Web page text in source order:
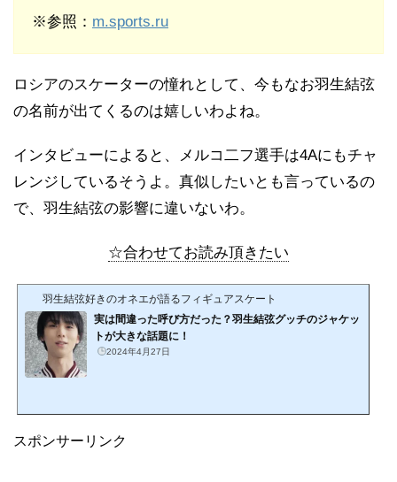
※参照： m.sports.ru
ロシアのスケーターの憧れとして、今もなお羽生結弦
の名前が出てくるのは嬉しいわよね。
インタビューによると、メルコ二フ選手は4Aにもチャ
レンジしているそうよ。真似したいとも言っているの
で、羽生結弦の影響に違いないわ。
☆合わせてお読み頂きたい
羽生結弦好きのオネエが語るフィギュアスケート
実は間違った呼び方だった？羽生結弦グッチのジャケッ
トが大きな話題に！
2024年4月27日
スポンサーリンク